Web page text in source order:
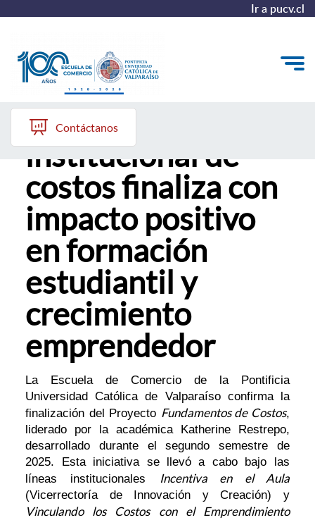
Ir a pucv.cl
Quiénes somos
Vinculación con el Medio
Formación Continua
Postgrados
Contáctanos
Proyecto
institucional de
costos finaliza con
impacto positivo
en formación
estudiantil y
crecimiento
emprendedor
La Escuela de Comercio de la Pontificia
Universidad Católica de Valparaíso confirma la
finalización del Proyecto Fundamentos de Costos,
liderado por la académica Katherine Restrepo,
desarrollado durante el segundo semestre de
2025. Esta iniciativa se llevó a cabo bajo las
líneas institucionales
Incentiva en el Aula
(Vicerrectoría de Innovación y Creación) y
Vinculando los Costos con el Emprendimiento